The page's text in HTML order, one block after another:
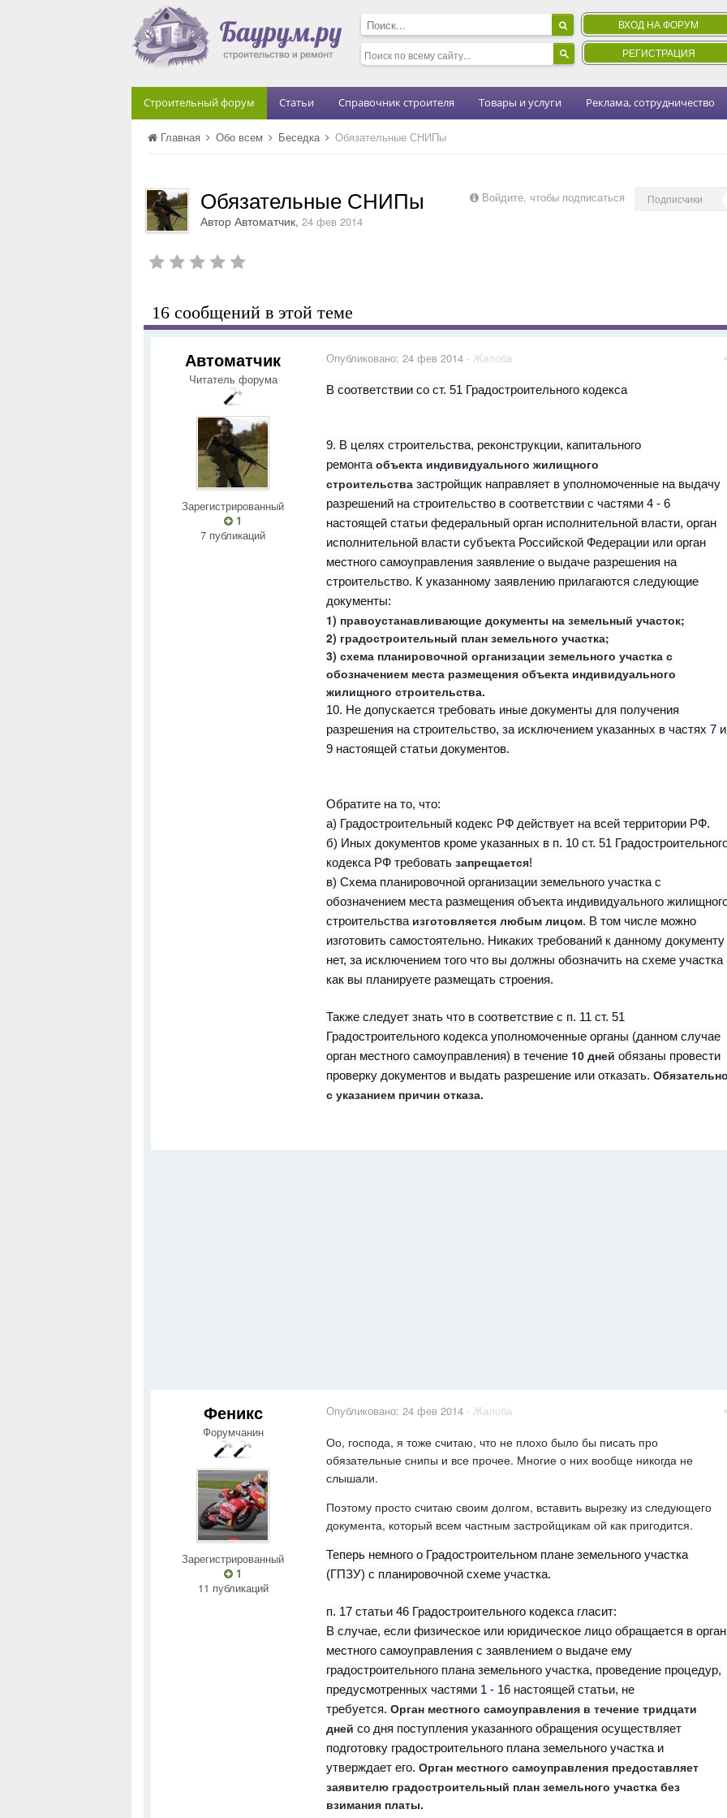
ВХОД НА ФОРУМ
РЕГИСТРАЦИЯ
Строительный форум Статьи Справочник строителя Товары и услуги Реклама, сотрудничество
Главная Обо всем Беседка Обязательные СНИПы
Войдите, чтобы подписаться Подписчики
Обязательные СНИПы
Автор Автоматчик, 24 фев 2014
16 сообщений в этой теме
Автоматчик
Читатель форума
Зарегистрированный
1
7 публикаций
Опубликовано: 24 фев 2014 · Жалоба
В соответствии со ст. 51 Градостроительного кодекса
9. В целях строительства, реконструкции, капитального
ремонта объекта индивидуального жилищного
строительства застройщик направляет в уполномоченные на выдачу
разрешений на строительство в соответствии с частями 4 - 6
настоящей статьи федеральный орган исполнительной власти, орган
исполнительной власти субъекта Российской Федерации или орган
местного самоуправления заявление о выдаче разрешения на
строительство. К указанному заявлению прилагаются следующие
документы:
1) правоустанавливающие документы на земельный участок;
2) градостроительный план земельного участка;
3) схема планировочной организации земельного участка с
обозначением места размещения объекта индивидуального
жилищного строительства.
10. Не допускается требовать иные документы для получения
разрешения на строительство, за исключением указанных в частях 7 и
9 настоящей статьи документов.
Обратите на то, что:
а) Градостроительный кодекс РФ действует на всей территории РФ.
б) Иных документов кроме указанных в п. 10 ст. 51
кодекса РФ требовать запрещается!
в) Схема планировочной организации земельного участка с
обозначением места размещения объекта индивидуального
строительства изготовляется любым лицом. В том числе можно
изготовить самостоятельно. Никаких требований к данному документу
нет, за исключением того что вы должны обозначить на схеме участка
как вы планируете размещать строения.
Также следует знать что в соответствие с п. 11 ст. 51
Градостроительного кодекса уполномоченные органы (данном случае
орган местного самоуправления) в течение 10 дней обязаны провести
проверку документов и выдать разрешение или отказать.
с указанием причин отказа.
Феникс
Форумчанин
Зарегистрированный
1
11 публикаций
Опубликовано: 24 фев 2014 · Жалоба
Оо, господа, я тоже считаю, что не плохо было бы писать про
обязательные снипы и все прочее. Многие о них вообще никогда не
слышали.
Поэтому просто считаю своим долгом, вставить вырезку из следующего
документа, который всем частным застройщикам ой как пригодится.
Теперь немного о Градостроительном плане земельного участка
(ГПЗУ) с планировочной схеме участка.
п. 17 статьи 46 Градостроительного кодекса гласит:
В случае, если физическое или юридическое лицо обращается в орган
местного самоуправления с заявлением о выдаче ему
градостроительного плана земельного участка, проведение процедур,
предусмотренных частями 1 - 16 настоящей статьи, не
требуется. Орган местного самоуправления в течение тридцати
дней со дня поступления указанного обращения осуществляет
подготовку градостроительного плана земельного участка и
утверждает его. Орган местного самоуправления предоставляет
заявителю градостроительный план земельного участка без
взимания платы.